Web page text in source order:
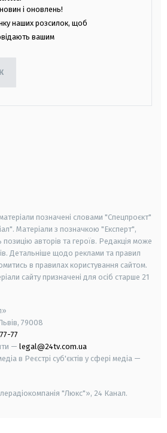
і оновлень!
наших розсилок, щоб
вашим
позначені словами "Спецпроєкт"
Матеріали з позначкою "Експерт",
авторів та героїв. Редакція може
Детальніше щодо реклами та правил
в правилах користування сайтом.
сайту призначені для осіб старше 21
79008
77
— legal@24tv.com.ua
в Реєстрі суб'єктів у сфері медіа —
"Люкс"», 24 Канал.